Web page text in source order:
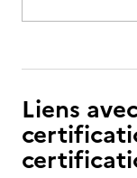
Liens